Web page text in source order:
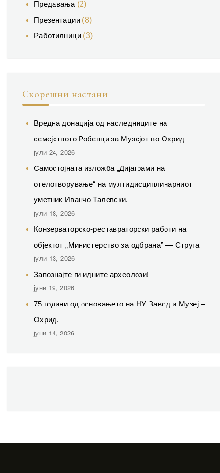
Предавања (2)
Презентации(8)
Работилници(3)
Скорешни настани
Вредна донација од наследниците на
семејството Робевци за Музејот во Охрид
јули 24, 2026
Самостојната изложба „Дијаграми на
отелотворување“ на мултидисциплинарниот
уметник Иванчо Талевски.
јули 18, 2026
Конзерваторско-реставраторски работи на
објектот „Министерство за одбрана” — Струга
јули 13, 2026
Запознајте ги идните археолози!
јуни 19, 2026
75 години од основањето на НУ Завод и Музеј –
Охрид.
јуни 14, 2026